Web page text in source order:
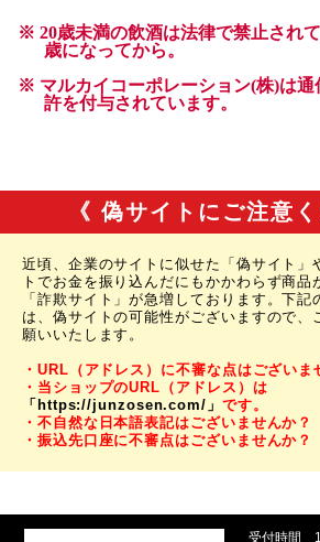
《 偽サイトにご注意
近頃、企業のサイトに似せた「偽サイト」
トでお金を振り込んだにもかかわらず商品
「詐欺サイト」が急増しております。下
は、偽サイトの可能性がございますので、
願いいたします。
・URL（アドレス）に不審な点はございま
・当ショップのURL（アドレス）は
「https://junzosen.com/」 です。
・不自然な日本語表記はございませんか？
・振込先口座に不審点はございませんか？
受付時間